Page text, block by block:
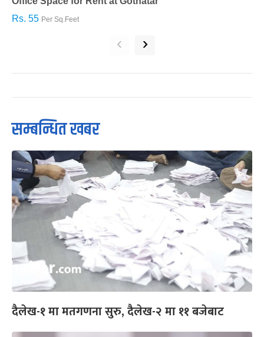
Rs. 55 Per Sq.Feet
‹ ›
सम्बन्धित खबर
दैलेख-१ मा मतगणना सुरु, दैलेख-२ मा ११ बजेबाट